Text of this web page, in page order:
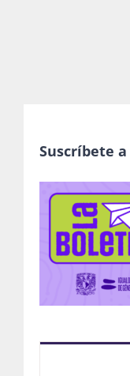
Suscríbete